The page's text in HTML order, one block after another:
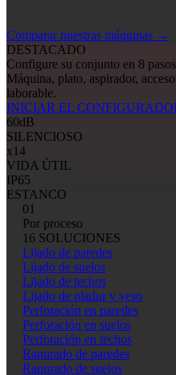
Comparar nuestras máquinas →
DESTACADO
Configure su conjunto en 8 pasos
Máquina, plato, aspirador,
laborable.
INICIAR EL
60dB
SILENCIOSO
x14
VIDA ÚTIL
IP65
ESTANCO
01
Por proceso
16 SOLUCIONES
Lijado de paredes
Lijado de suelos
Lijado de techos
Lijado de pladur y yeso
Perforación en paredes
Perforación en suelos
Perforación en techos
Ranurado de paredes
Ranurado de suelos